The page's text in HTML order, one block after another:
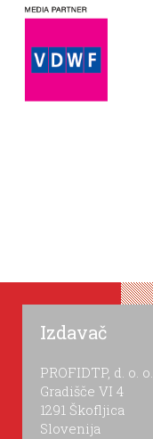
Izdavač
PROFIDTP, d. o. o.
Gradišče VI 4
1291 Škofljica
Slovenija